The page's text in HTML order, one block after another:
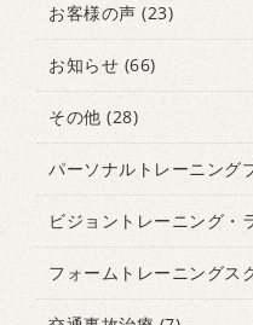
お客様の声 (23)
お知らせ (66)
その他 (28)
パーソナルトレーニング
ビジョントレーニング・
フォームトレーニングス